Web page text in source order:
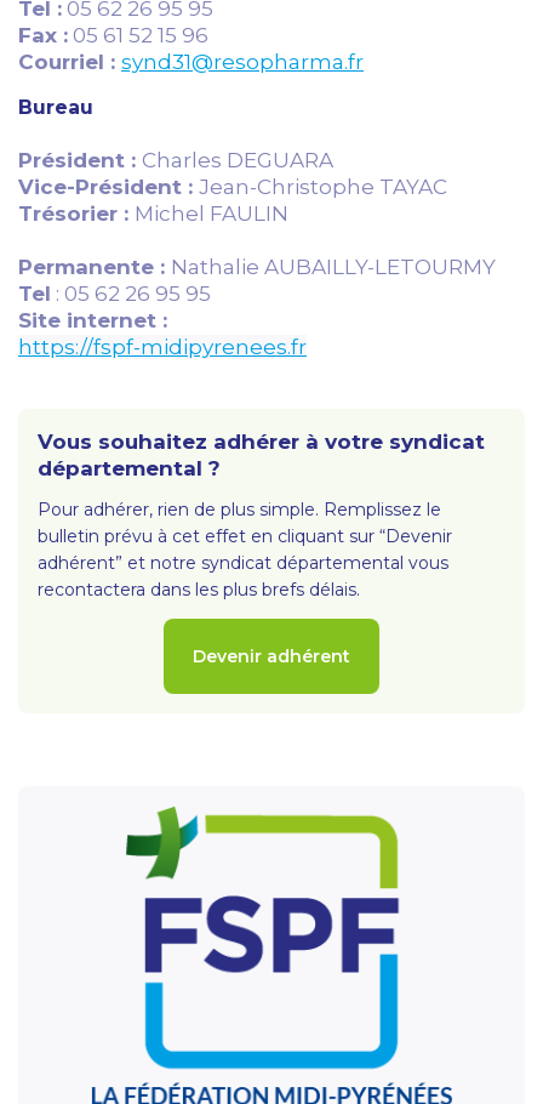
Tel : 05 62 26 95 95
Fax : 05 61 52 15 96
Courriel : synd31@resopharma.fr
Bureau
Président : Charles DEGUARA
Vice-Président : Jean-Christophe TAYAC
Trésorier : Michel FAULIN
Permanente : Nathalie AUBAILLY-LETOURMY
Tel : 05 62 26 95 95
Site internet :
https://fspf-midipyrenees.fr
Vous souhaitez adhérer à votre syndicat
départemental ?
Pour adhérer, rien de plus simple. Remplissez le
bulletin prévu à cet effet en cliquant sur “Devenir
adhérent” et notre syndicat départemental vous
recontactera dans les plus brefs délais.
Devenir adhérent